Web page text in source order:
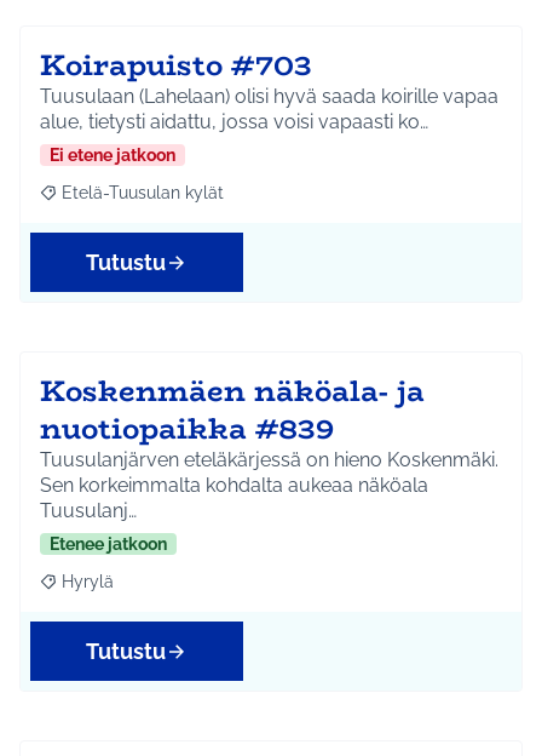
Koirapuisto #703
Tuusulaan (Lahelaan) olisi hyvä saada koirille vapaa
alue, tietysti aidattu, jossa voisi vapaasti ko…
Ei etene jatkoon
Rajaa tulokset aihepiirin mukaan: Etelä-Tuusulan kylät
Etelä-Tuusulan kylät
Tutustu
Koskenmäen näköala- ja
nuotiopaikka #839
Tuusulanjärven eteläkärjessä on hieno Koskenmäki.
Sen korkeimmalta kohdalta aukeaa näköala
Tuusulanj…
Etenee jatkoon
Rajaa tulokset aihepiirin mukaan: Hyrylä
Hyrylä
Tutustu